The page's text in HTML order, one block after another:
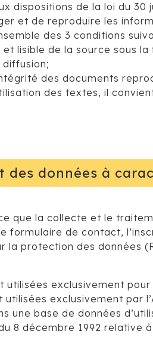
dispositions de la loi du 30
et de reproduire les
des 3 conditions
lisible de la source sous
des documents
des textes, il
des données à
ce que la collecte et le
formulaire de contact,
la protection des données
utilisées exclusivement
exclusivement par
une base de données
8 décembre 1992 relative